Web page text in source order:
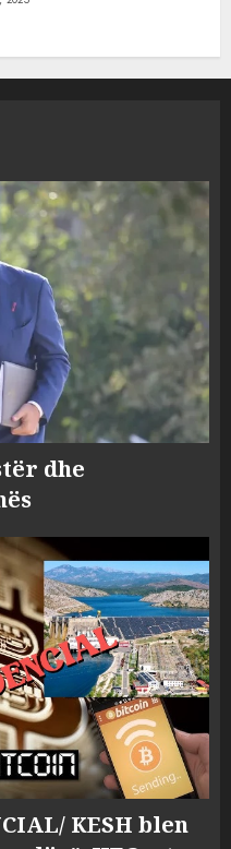
dhe
KESH blen